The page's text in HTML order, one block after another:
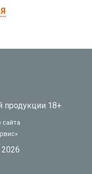
продукции 18+